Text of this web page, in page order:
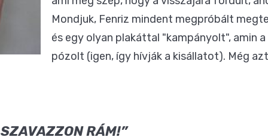
Mondjuk, Fenriz mindent megpróbált
és egy olyan plakáttal "kampányolt", amin
pózolt (igen, így hívják a kisállatot). Még
RÁM!”